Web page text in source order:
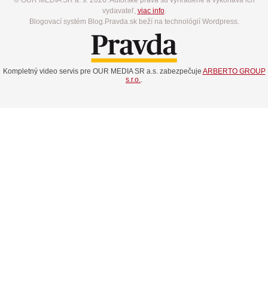
vydavateľ, viac info.
Blogovací systém Blog.Pravda.sk beží na technológií Wordpress.
Kompletný video servis pre OUR MEDIA SR a.s. zabezpečuje ARBERTO GROUP
s.r.o..